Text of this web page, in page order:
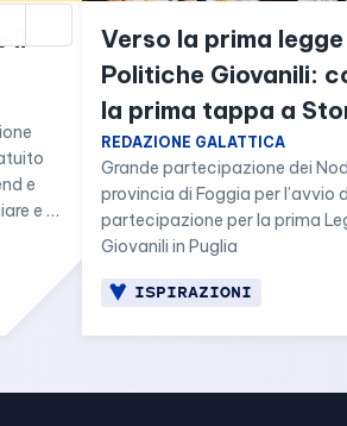
il
e
e
Verso la prima
Politiche Giovanili:
la prima tappa a
REDAZIONE GALATTICA
Grande partecipazione dei
provincia di Foggia per l’avvio
partecipazione per la prima
Giovanili in Puglia
ISPIRAZIONI